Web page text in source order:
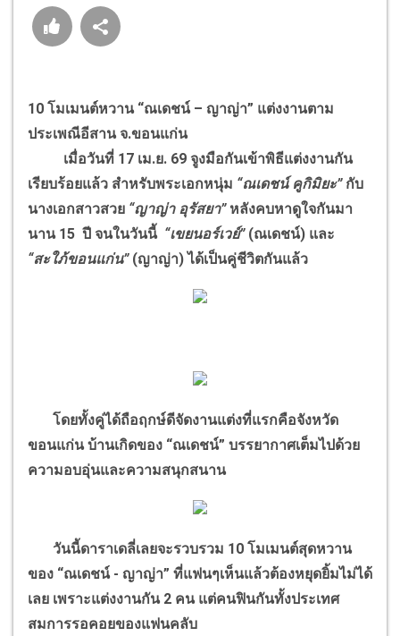
10 โมเมนต์หวาน “ณเดชน์ – ญาญ่า” แต่งงานตาม
ประเพณีอีสาน จ.ขอนแก่น
เมื่อวันที่ 17 เม.ย. 69 จูงมือกันเข้าพิธีแต่งงานกัน
เรียบร้อยแล้ว สำหรับพระเอกหนุ่ม “ณเดชน์ คูกิมิยะ”กับ
นางเอกสาวสวย “ญาญ่า อุรัสยา” หลังคบหาดูใจกันมา
นาน 15 ปี จนในวันนี้ “เขยนอร์เวย์”(ณเดชน์) และ
“สะใภ้ขอนแก่น” (ญาญ่า) ได้เป็นคู่ชีวิตกันแล้ว
โดยทั้งคู่ได้ถือฤกษ์ดีจัดงานแต่งที่แรกคือจังหวัด
ขอนแก่น บ้านเกิดของ “ณเดชน์” บรรยากาศเต็มไปด้วย
ความอบอุ่นและความสนุกสนาน
วันนี้ดาราเดลี่เลยจะรวบรวม 10 โมเมนต์สุดหวาน
ของ “ณเดชน์ - ญาญ่า” ที่แฟนๆเห็นแล้วต้องหยุดยิ้มไม่ได้
เลย เพราะแต่งงานกัน 2 คน แต่คนฟินกันทั้งประเทศ
สมการรอคอยของแฟนคลับ